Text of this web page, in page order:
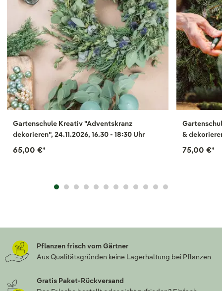
Gartenschule Kreativ "Adventskranz
dekorieren", 24.11.2026, 16.30 - 18:30 Uhr
65,00 €*
&
75,00 €*
Pflanzen frisch vom Gärtner
Aus Qualitätsgründen keine Lagerhaltung bei Pflanzen
Gratis Paket-Rückversand